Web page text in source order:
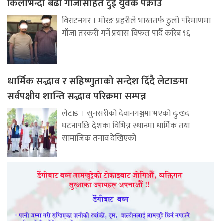
विराटनगर । मोरङ प्रहरीले भारततर्फ ठुलो परिमाणमा
गाँजा तस्करी गर्ने प्रयास विफल पार्दै करिब ९६
धार्मिक सद्भाव र सहिष्णुताको सन्देश दिँदै लेटाङमा
सर्वपक्षीय शान्ति सद्भाव परिक्रमा सम्पन्न
लेटाङ । सुनसरीको देवानगञ्जमा भएको दुःखद
घटनापछि देशका विभिन्न स्थानमा धार्मिक तथा
सामाजिक तनाव देखिएको